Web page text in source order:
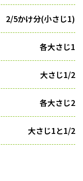
2/5かけ分(小さじ1)
各大さじ1
大さじ1/2
各大さじ2
大さじ1と1/2